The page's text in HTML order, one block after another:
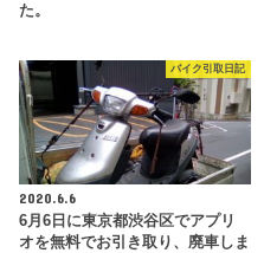
た。
バイク引取日記
2020.6.6
6月6日に東京都渋谷区でアプリ
オを無料でお引き取り、廃車しま